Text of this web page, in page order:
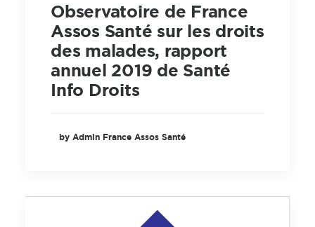
Observatoire de France
Assos Santé sur les droits
des malades, rapport
annuel 2019 de Santé
Info Droits
by Admin France Assos Santé